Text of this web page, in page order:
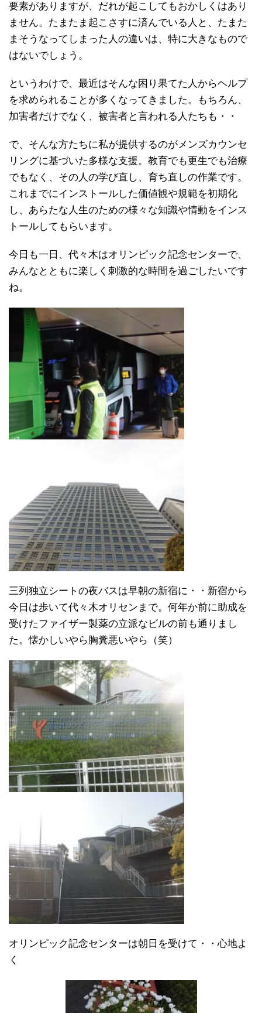
要素がありますが、だれが起こしてもおかしくはあり
ません。たまたま起こさすに済んでいる人と、たまた
まそうなってしまった人の違いは、特に大きなもので
はないでしょう。
というわけで、最近はそんな困り果てた人からヘルプ
を求められることが多くなってきました。もちろん、
加害者だけでなく、被害者と言われる人たちも・・
で、そんな方たちに私が提供するのがメンズカウンセ
リングに基づいた多様な支援。教育でも更生でも治療
でもなく、その人の学び直し、育ち直しの作業です。
これまでにインストールした価値観や規範を初期化
し、あらたな人生のための様々な知識や情動をインス
トールしてもらいます。
今日も一日、代々木はオリンピック記念センターで、
みんなとともに楽しく刺激的な時間を過ごしたいです
ね。
三列独立シートの夜バスは早朝の新宿に・・新宿から
今日は歩いて代々木オリセンまで。何年か前に助成を
受けたファイザー製薬の立派なビルの前も通りまし
た。懐かしいやら胸糞悪いやら（笑）
オリンピック記念センターは朝日を受けて・・心地よ
く